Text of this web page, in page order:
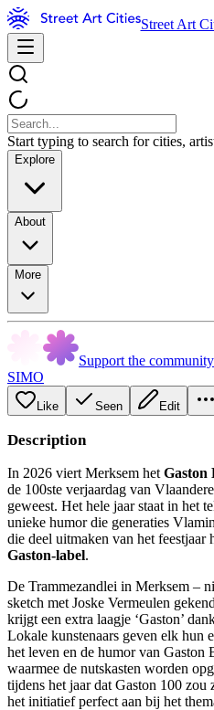
Street Art
Start typing to search for cities,
Explore
About
More
Support the community
SIMO
Like Seen Edit
Description
In 2026 viert Merksem het Gaston
de 100ste verjaardag van
geweest. Het hele jaar staat in het
unieke humor die generaties
die deel uitmaken van het feestjaar
Gaston-label.
De Trammezandlei in Merksem –
sketch met Joske Vermeulen
krijgt een extra laagje ‘Gaston’
Lokale kunstenaars geven elk hun
het leven en de humor van Gaston
waarmee de nutskasten worden
tijdens het jaar dat Gaston 100
het initiatief perfect aan bij het